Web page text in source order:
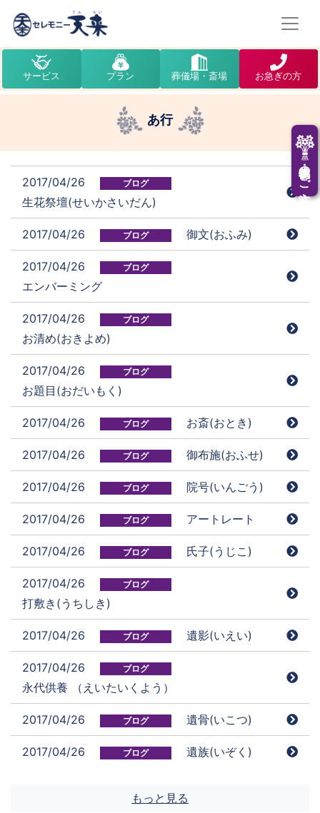
供花・供物のご注文
サービス プラン 葬儀場・斎場 お急ぎの方
あ行
2017/04/26 ブログ
生花祭壇(せいかさいだん)
2017/04/26 ブログ 御文(おふみ)
2017/04/26 ブログ
エンバーミング
2017/04/26 ブログ
お清め(おきよめ)
2017/04/26 ブログ
お題目(おだいもく)
2017/04/26 ブログ お斎(おとき)
2017/04/26 ブログ 御布施(おふせ)
2017/04/26 ブログ 院号(いんごう)
2017/04/26 ブログ アートレート
2017/04/26 ブログ 氏子(うじこ)
2017/04/26 ブログ
打敷き(うちしき)
2017/04/26 ブログ 遺影(いえい)
2017/04/26 ブログ
永代供養 （えいたいくよう）
2017/04/26 ブログ 遺骨(いこつ)
2017/04/26 ブログ 遺族(いぞく)
もっと見る